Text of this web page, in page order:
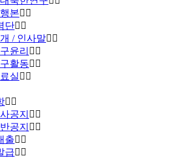
본
단
/ 인사말
윤리
활동
실
공지
공지
출
급